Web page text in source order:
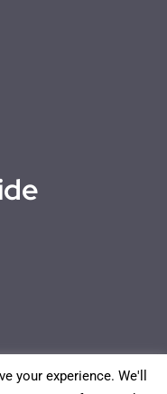
your experience. We'll